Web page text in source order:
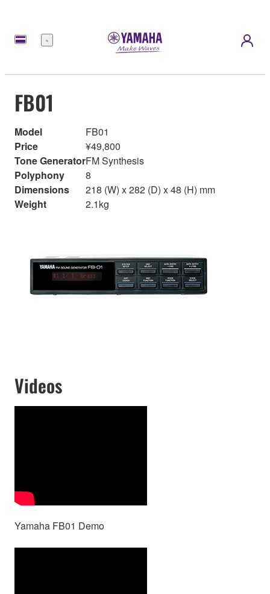
Menu
FB01
Model
FB01
Price
¥49,800
Tone GeneratorFM Synthesis
Polyphony
8
Dimensions
218 (W) x 282 (D) x 48 (H) mm
Weight
2.1kg
Videos
Yamaha FB01 Demo